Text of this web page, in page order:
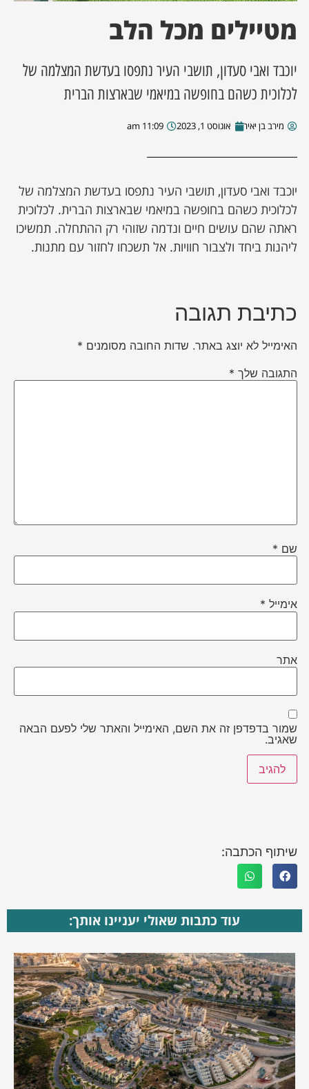
מסע מלחמה
השבוע
מטיילים מכל הלב
יוכבד ואבי סעדון, תושבי העיר נתפסו בעדשת המצלמה של
לכלוכית כשהם בחופשה במיאמי שבארצות הברית
מירב בן יאיר אוגוסט 1, 2023 11:09 am
יוכבד ואבי סעדון, תושבי העיר נתפסו בעדשת המצלמה של
לכלוכית כשהם בחופשה במיאמי שבארצות הברית. לכלוכית
ראתה שהם עושים חיים ונדמה שזוהי רק ההתחלה. תמשיכו
ליהנות ביחד ולצבור חוויות. אל תשכחו לחזור עם מתנות.
כתיבת תגובה
האימייל לא יוצג באתר. שדות החובה מסומנים *
התגובה שלך *
שם *
אימייל *
אתר
שמור בדפדפן זה את השם, האימייל והאתר שלי לפעם הבאה
שאגיב.
שיתוף הכתבה:
עוד כתבות שאולי יעניינו אותך: